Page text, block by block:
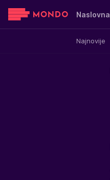
Naslovna
Najnovije
Sensa